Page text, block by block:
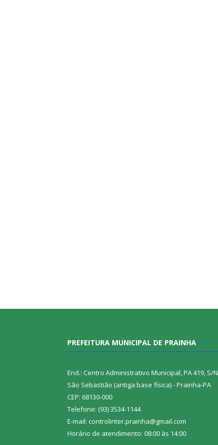
PREFEITURA MUNICIPAL DE PRAINHA
End.: Centro Administrativo Municipal, PA 419, S/N
São Sebastião (antiga base física) - Prainha-PA
CEP: 68130-000
Telefone: (93) 3534-1144
E-mail: controlinter.prainha@gmail.com
Horário de atendimento: 08:00 às 14:00